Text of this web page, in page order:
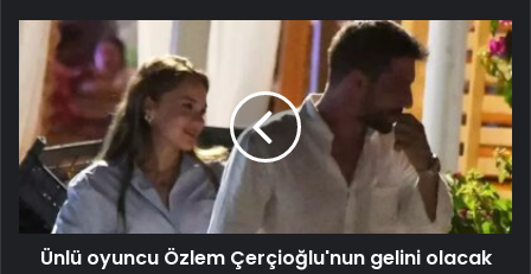
Ünlü oyuncu Özlem Çerçioğlu'nun gelini olacak